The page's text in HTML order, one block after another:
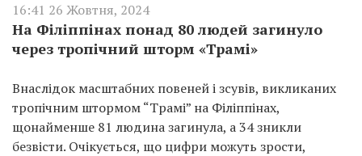
16:41 26 Жовтня, 2024
На Філіппінах понад 80 людей загинуло
через тропічний шторм «Трамі»
Внаслідок масштабних повеней і зсувів, викликаних
тропічним штормом “Трамі” на Філіппінах,
щонайменше 81 людина загинула, а 34 зникли
безвісти. Очікується, що цифри можуть зрости,